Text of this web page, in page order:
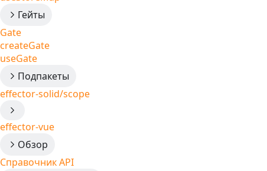
Гейты
Gate
createGate
useGate
Подпакеты
effector-solid/scope
effector-vue
Обзор
Справочник API